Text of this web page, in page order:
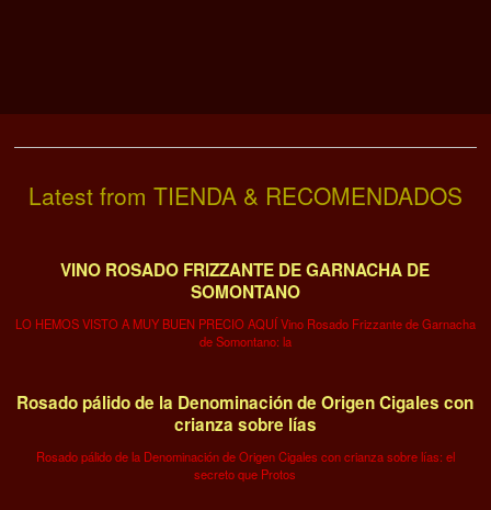
Latest from TIENDA & RECOMENDADOS
VINO ROSADO FRIZZANTE DE GARNACHA DE
SOMONTANO
LO HEMOS VISTO A MUY BUEN PRECIO AQUÍ Vino Rosado Frizzante de Garnacha
de Somontano: la
Rosado pálido de la Denominación de Origen Cigales con
crianza sobre lías
Rosado pálido de la Denominación de Origen Cigales con crianza sobre lías: el
secreto que Protos